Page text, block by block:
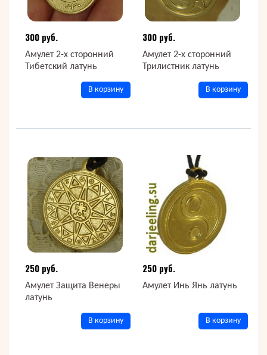
300 руб.
Амулет 2-х сторонний
Тибетский латунь
В корзину
300 руб.
Амулет 2-х сторонний
Трилистник латунь
В корзину
250 руб.
Амулет Защита Венеры
латунь
В корзину
250 руб.
Амулет Инь Янь латунь
В корзину